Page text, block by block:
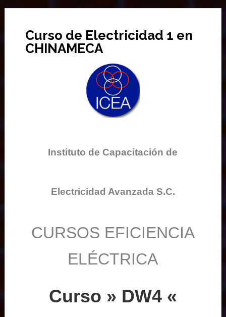
Curso de Electricidad 1 en
CHINAMECA
Instituto de Capacitación de
Electricidad Avanzada S.C.
CURSOS EFICIENCIA
ELÉCTRICA
Curso » DW4 «